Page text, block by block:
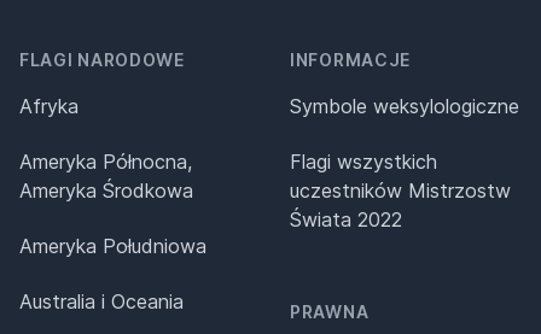
FLAGI NARODOWE
Afryka
Ameryka Północna,
Ameryka Środkowa
Ameryka Południowa
Australia i Oceania
INFORMACJE
Symbole weksylologiczne
Flagi wszystkich
uczestników Mistrzostw
Świata 2022
PRAWNA